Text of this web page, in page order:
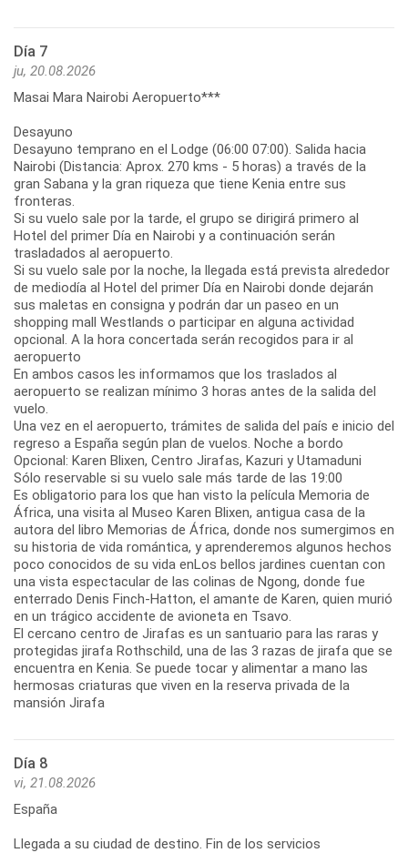
Día 7
ju, 20.08.2026
Masai Mara Nairobi Aeropuerto***
Desayuno
Desayuno temprano en el Lodge (06:00 07:00). Salida hacia
Nairobi (Distancia: Aprox. 270 kms - 5 horas) a través de la
gran Sabana y la gran riqueza que tiene Kenia entre sus
fronteras.
Si su vuelo sale por la tarde, el grupo se dirigirá primero al
Hotel del primer Día en Nairobi y a continuación serán
trasladados al aeropuerto.
Si su vuelo sale por la noche, la llegada está prevista alrededor
de mediodía al Hotel del primer Día en Nairobi donde dejarán
sus maletas en consigna y podrán dar un paseo en un
shopping mall Westlands o participar en alguna actividad
opcional. A la hora concertada serán recogidos para ir al
aeropuerto
En ambos casos les informamos que los traslados al
aeropuerto se realizan mínimo 3 horas antes de la salida del
vuelo.
Una vez en el aeropuerto, trámites de salida del país e inicio del
regreso a España según plan de vuelos. Noche a bordo
Opcional: Karen Blixen, Centro Jirafas, Kazuri y Utamaduni
Sólo reservable si su vuelo sale más tarde de las 19:00
Es obligatorio para los que han visto la película Memoria de
África, una visita al Museo Karen Blixen, antigua casa de la
autora del libro Memorias de África, donde nos sumergimos en
su historia de vida romántica, y aprenderemos algunos hechos
poco conocidos de su vida enLos bellos jardines cuentan con
una vista espectacular de las colinas de Ngong, donde fue
enterrado Denis Finch-Hatton, el amante de Karen, quien murió
en un trágico accidente de avioneta en Tsavo.
El cercano centro de Jirafas es un santuario para las raras y
protegidas jirafa Rothschild, una de las 3 razas de jirafa que se
encuentra en Kenia. Se puede tocar y alimentar a mano las
hermosas criaturas que viven en la reserva privada de la
mansión Jirafa
Día 8
vi, 21.08.2026
España
Llegada a su ciudad de destino. Fin de los servicios